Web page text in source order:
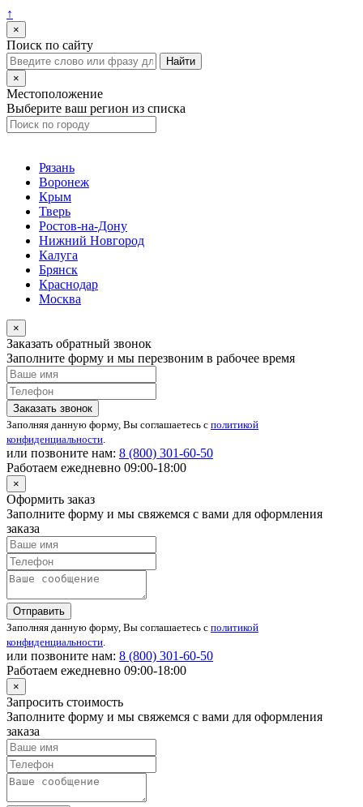
↑
×
Поиск по сайту
×
Местоположение
Выберите ваш регион из списка
Рязань
Воронеж
Крым
Тверь
Ростов-на-Дону
Нижний Новгород
Калуга
Брянск
Краснодар
Москва
×
Заказать обратный звонок
Заполните форму и мы перезвоним в рабочее время
Заказать звонок
Заполняя данную форму, Вы соглашаетесь с политикой
конфиденциальности.
или позвоните нам: 8 (800) 301-60-50
Работаем ежедневно 09:00-18:00
×
Оформить заказ
Заполните форму и мы свяжемся с вами для оформления
заказа
Отправить
Заполняя данную форму, Вы соглашаетесь с политикой
конфиденциальности.
или позвоните нам: 8 (800) 301-60-50
Работаем ежедневно 09:00-18:00
×
Запросить стоимость
Заполните форму и мы свяжемся с вами для оформления
заказа